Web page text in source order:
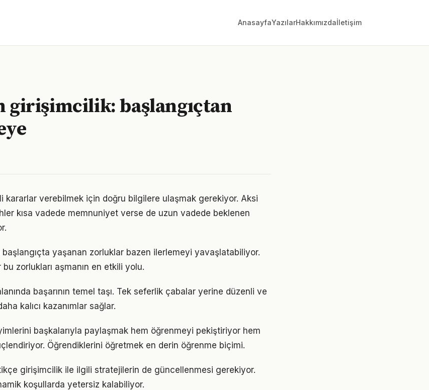
AnasayfaYazılarHakkımızdaİletişim
girişimcilik: başlangıçtan
kararlar verebilmek için doğru bilgilere ulaşmak gerekiyor. Aksi
kısa vadede memnuniyet verse de uzun vadede beklenen
yaşanan zorluklar bazen ilerlemeyi yavaşlatabiliyor.
zorlukları aşmanın en etkili yolu.
başarının temel taşı. Tek seferlik çabalar yerine düzenli ve
kalıcı kazanımlar sağlar.
başkalarıyla paylaşmak hem öğrenmeyi pekiştiriyor hem
Öğrendiklerini öğretmek en derin öğrenme biçimi.
girişimcilik ile ilgili stratejilerin de güncellenmesi gerekiyor.
koşullarda yetersiz kalabiliyor.